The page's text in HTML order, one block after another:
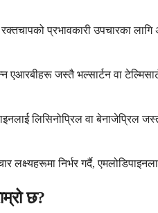
प्रभावकारी उपचारका
एआरबीहरू जस्तै भल्सार्टन वा
लिसिनोप्रिल वा
लक्ष्यहरूमा निर्भर गर्दै,
छ?